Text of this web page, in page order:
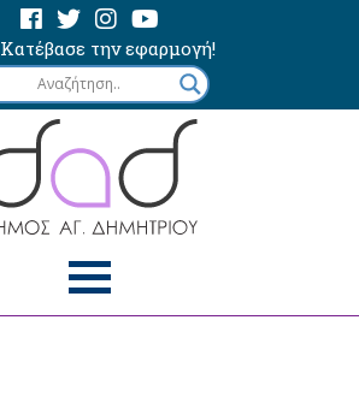
Κατέβασε την εφαρμογή!